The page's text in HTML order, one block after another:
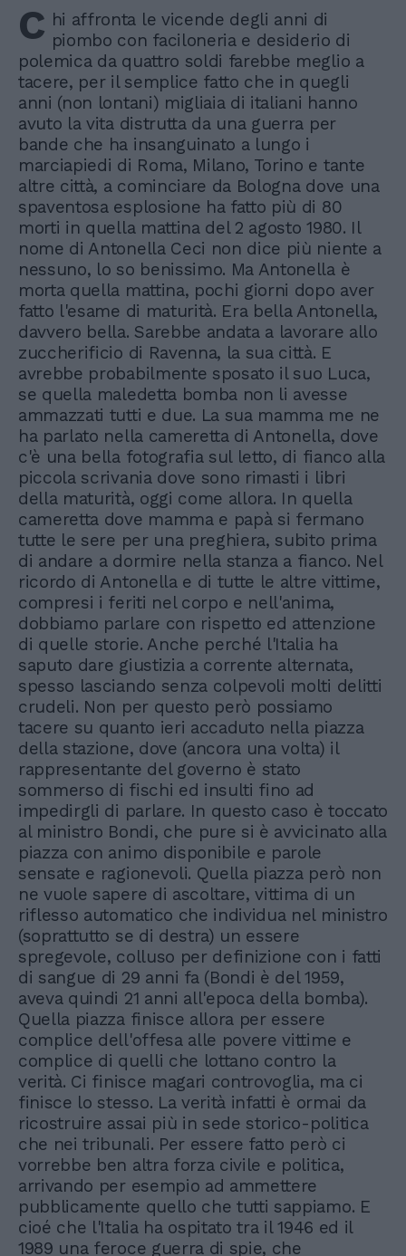
C hi affronta le vicende degli anni di
piombo con faciloneria e desiderio di
polemica da quattro soldi farebbe meglio a
tacere, per il semplice fatto che in quegli
anni (non lontani) migliaia di italiani hanno
avuto la vita distrutta da una guerra per
bande che ha insanguinato a lungo i
marciapiedi di Roma, Milano, Torino e tante
altre città, a cominciare da Bologna dove una
spaventosa esplosione ha fatto più di 80
morti in quella mattina del 2 agosto 1980. Il
nome di Antonella Ceci non dice più niente a
nessuno, lo so benissimo. Ma Antonella è
morta quella mattina, pochi giorni dopo aver
fatto l'esame di maturità. Era bella Antonella,
davvero bella. Sarebbe andata a lavorare allo
zuccherificio di Ravenna, la sua città. E
avrebbe probabilmente sposato il suo Luca,
se quella maledetta bomba non li avesse
ammazzati tutti e due. La sua mamma me ne
ha parlato nella cameretta di Antonella, dove
c'è una bella fotografia sul letto, di fianco alla
piccola scrivania dove sono rimasti i libri
della maturità, oggi come allora. In quella
cameretta dove mamma e papà si fermano
tutte le sere per una preghiera, subito prima
di andare a dormire nella stanza a fianco. Nel
ricordo di Antonella e di tutte le altre vittime,
compresi i feriti nel corpo e nell'anima,
dobbiamo parlare con rispetto ed attenzione
di quelle storie. Anche perché l'Italia ha
saputo dare giustizia a corrente alternata,
spesso lasciando senza colpevoli molti delitti
crudeli. Non per questo però possiamo
tacere su quanto ieri accaduto nella piazza
della stazione, dove (ancora una volta) il
rappresentante del governo è stato
sommerso di fischi ed insulti fino ad
impedirgli di parlare. In questo caso è toccato
al ministro Bondi, che pure si è avvicinato alla
piazza con animo disponibile e parole
sensate e ragionevoli. Quella piazza però non
ne vuole sapere di ascoltare, vittima di un
riflesso automatico che individua nel ministro
(soprattutto se di destra) un essere
spregevole, colluso per definizione con i fatti
di sangue di 29 anni fa (Bondi è del 1959,
aveva quindi 21 anni all'epoca della bomba).
Quella piazza finisce allora per essere
complice dell'offesa alle povere vittime e
complice di quelli che lottano contro la
verità. Ci finisce magari controvoglia, ma ci
finisce lo stesso. La verità infatti è ormai da
ricostruire assai più in sede storico-politica
che nei tribunali. Per essere fatto però ci
vorrebbe ben altra forza civile e politica,
arrivando per esempio ad ammettere
pubblicamente quello che tutti sappiamo. E
cioé che l'Italia ha ospitato tra il 1946 ed il
1989 una feroce guerra di spie, che